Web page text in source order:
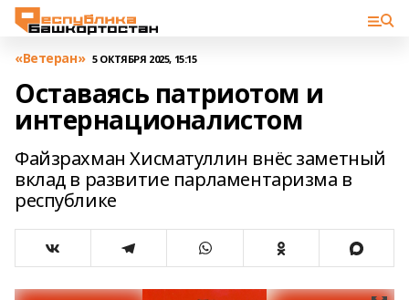
«Ветеран» 5 ОКТЯБРЯ 2025, 15:15
Оставаясь патриотом и
интернационалистом
Файзрахман Хисматуллин внёс заметный
вклад в развитие парламентаризма в
республике